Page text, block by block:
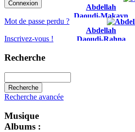
Mot de passe perdu ?
Inscrivez-vous !
Recherche
Recherche avancée
Musique
Albums :
Abdellah
Daoudi-Makayn
Laman Nachki
Abdellah
Daoudi-Rahna